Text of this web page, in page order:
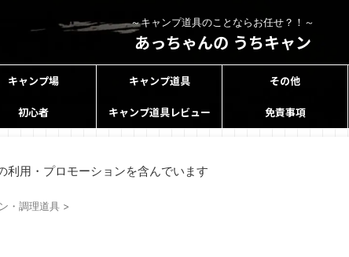
～キャンプ道具のことならお任せ？！～
あっちゃんの うちキャン
キャンプ場 キャンプ道具 その他
初心者 キャンプ道具レビュー 免責事項
利用・プロモーションを含んでいます
・調理道具 >